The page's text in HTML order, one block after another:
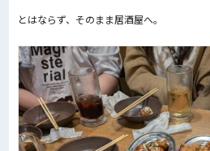
とはならず、そのまま居酒屋へ。